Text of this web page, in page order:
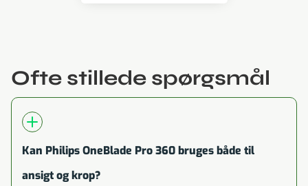
Ofte stillede spørgsmål
Kan Philips OneBlade Pro 360 bruges både til
ansigt og krop?